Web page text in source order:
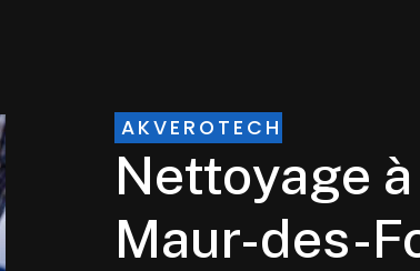
AKVEROTECH
nettoyage à Saint-
Maur-des-